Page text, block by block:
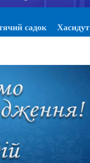
садок Хасидут